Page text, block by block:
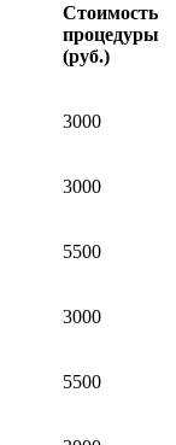
Стоимость
процедуры
(руб.)
3000
3000
5500
3000
5500